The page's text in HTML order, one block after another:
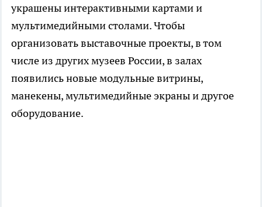
украшены интерактивными картами и
мультимедийными столами. Чтобы
организовать выставочные проекты, в том
числе из других музеев России, в залах
появились новые модульные витрины,
манекены, мультимедийные экраны и другое
оборудование.